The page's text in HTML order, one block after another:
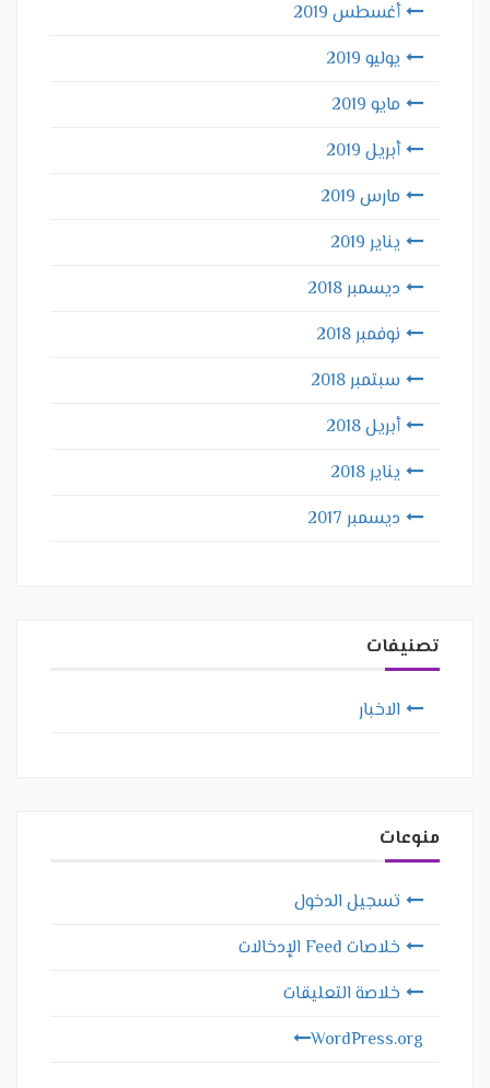
أغسطس 2019
يوليو 2019
مايو 2019
أبريل 2019
مارس 2019
يناير 2019
ديسمبر 2018
نوفمبر 2018
سبتمبر 2018
أبريل 2018
يناير 2018
ديسمبر 2017
تصنيفات
الاخبار
منوعات
تسجيل الدخول
خلاصات Feed الإدخالات
خلاصة التعليقات
WordPress.org